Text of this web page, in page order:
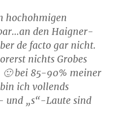
hochohmigen
den Haigner-
de facto gar nicht.
nichts Grobes
bei 85-90% meiner
ich vollends
und „s“-Laute sind